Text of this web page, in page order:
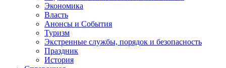
Экономика
Власть
Анонсы и События
Туризм
Экстренные службы, порядок и безопасность
Праздник
История